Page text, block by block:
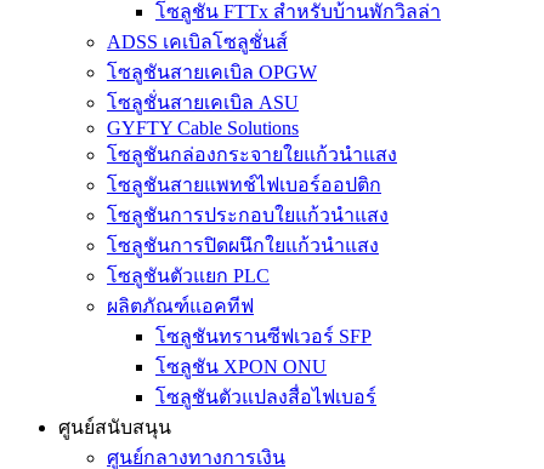
โซลูชัน FTTx สำหรับบ้านพักวิลล่า
ADSS เคเบิลโซลูชั่นส์
โซลูชันสายเคเบิล OPGW
โซลูชั่นสายเคเบิล ASU
GYFTY Cable Solutions
โซลูชันกล่องกระจายใยแก้วนำแสง
โซลูชันสายแพทช์ไฟเบอร์ออปติก
โซลูชันการประกอบใยแก้วนำแสง
โซลูชันการปิดผนึกใยแก้วนำแสง
โซลูชันตัวแยก PLC
ผลิตภัณฑ์แอคทีฟ
โซลูชันทรานซีฟเวอร์ SFP
โซลูชัน XPON ONU
โซลูชันตัวแปลงสื่อไฟเบอร์
ศูนย์สนับสนุน
ศูนย์กลางทางการเงิน